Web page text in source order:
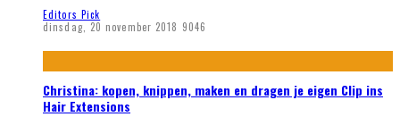
Editors Pick
dinsdag, 20 november 2018 9046
Christina: kopen, knippen, maken en dragen je eigen Clip ins
Hair Extensions